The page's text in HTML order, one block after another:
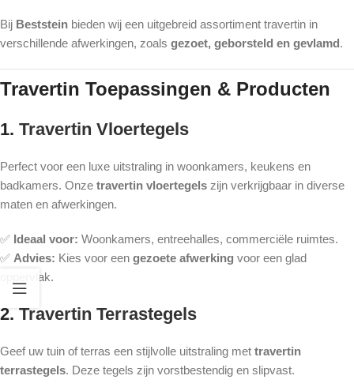
Bij Beststein bieden wij een uitgebreid assortiment travertin in
verschillende afwerkingen, zoals gezoet, geborsteld en gevlamd.
Travertin Toepassingen & Producten
1. Travertin Vloertegels
Perfect voor een luxe uitstraling in woonkamers, keukens en
badkamers. Onze travertin vloertegels zijn verkrijgbaar in diverse
maten en afwerkingen.
✅ Ideaal voor: Woonkamers, entreehalles, commerciële ruimtes.
✅ Advies: Kies voor een gezoete afwerking voor een glad
oppervlak.
2. Travertin Terrastegels
Geef uw tuin of terras een stijlvolle uitstraling met travertin
terrastegels. Deze tegels zijn vorstbestendig en slipvast.